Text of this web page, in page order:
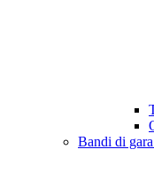
Bandi di